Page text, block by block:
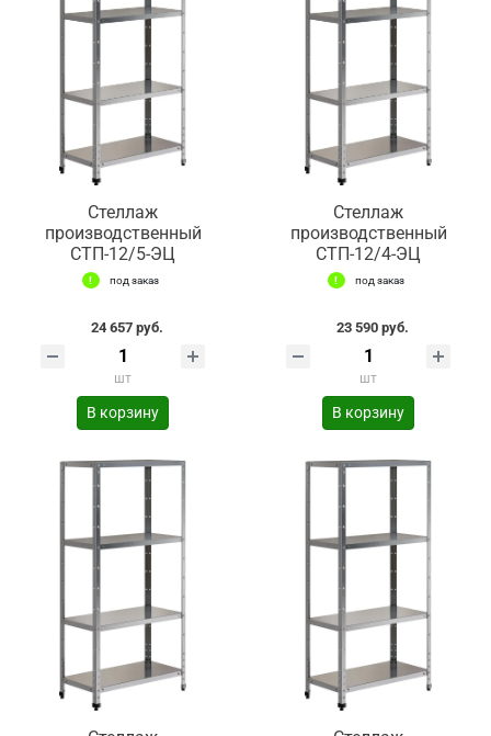
Стеллаж
производственный
СТП-12/5-ЭЦ
под заказ
24 657 руб.
шт
В корзину
Стеллаж
производственный
СТП-12/4-ЭЦ
под заказ
23 590 руб.
шт
В корзину